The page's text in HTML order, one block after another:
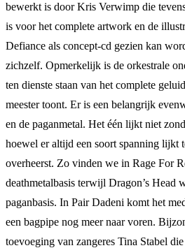
bewerkt is door Kris Verwimp die
is voor het complete artwork en de
Defiance als concept-cd gezien kan
zichzelf. Opmerkelijk is de orkestrale
ten dienste staan van het complete
meester toont. Er is een belangrijk
en de paganmetal. Het één lijkt niet
hoewel er altijd een soort spanning lijkt
overheerst. Zo vinden we in Rage For
deathmetalbasis terwijl Dragon’s Head
paganbasis. In Pair Dadeni komt het
een bagpipe nog meer naar voren.
toevoeging van zangeres Tina Stabel